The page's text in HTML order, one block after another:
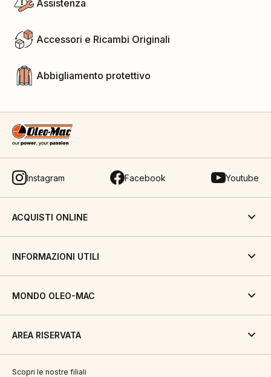
Assistenza
Accessori e Ricambi Originali
Abbigliamento protettivo
Instagram Facebook Youtube
ACQUISTI ONLINE
INFORMAZIONI UTILI
MONDO OLEO-MAC
AREA RISERVATA
Scopri le nostre filiali